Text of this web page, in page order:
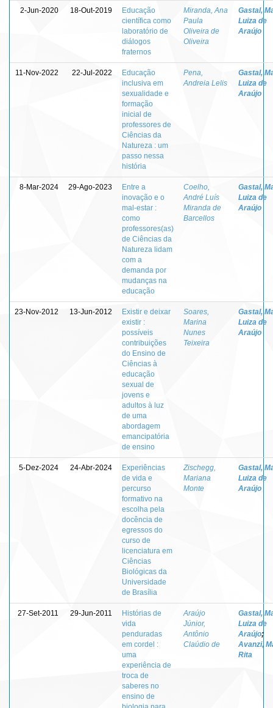
2-Jun-2020 18-Out-2019
Educação
científica como
laboratório de
diálogos
fraternos
Miranda, Ana
Paula
Oliveira de
Oliveira
Gastal,
Luiza de
Araújo
11-Nov-2022 22-Jul-2022
Educação
inclusiva em
sexualidade e
formação
inicial de
professores de
Ciências da
Natureza : um
passo nessa
história
Pena,
Andreia Lelis
Gastal,
Luiza de
Araújo
8-Mar-2024 29-Ago-2023
Entre a
inovação e o
mal-estar :
como
professores(as)
de Ciências da
Natureza lidam
com a
demanda por
mudanças na
educação
Coelho,
André Luís
Miranda de
Barcellos
Gastal,
Luiza de
Araújo
23-Nov-2012 13-Jun-2012
Existir e deixar
existir :
possíveis
contribuições
do Ensino de
Ciências à
educação
sexual de
jovens e
adultos à luz
de uma
abordagem
emancipatória
de ensino
Soares,
Marina
Nunes
Teixeira
Gastal,
Luiza de
Araújo
5-Dez-2024 24-Abr-2024
Experiências
de vida e
percurso
formativo na
escolha pela
docência de
egressos do
curso de
licenciatura em
Ciências
Biológicas da
Universidade
de Brasília
Zischegg,
Mariana
Monte
Gastal,
Luiza de
Araújo
27-Set-2011 29-Jun-2011
Histórias de
vida
penduradas
em cordel :
uma
experiência de
troca de
saberes no
ensino de
Araújo
Júnior,
Antônio
Claúdio de
Gastal,
Luiza de
Araújo;
Avanzi,
Rita